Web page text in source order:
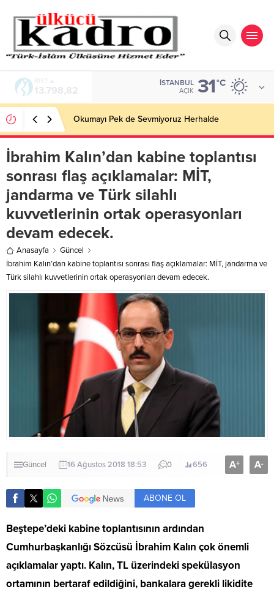
13.798,82
İSTANBUL
AÇIK 31°C
Okumayı Pek de Sevmiyoruz Herhalde
İbrahim Kalın’dan kabine toplantısı
sonrası flaş açıklamalar: MİT,
jandarma ve Türk silahlı
kuvvetlerinin ortak operasyonları
devam edecek.
Anasayfa
Güncel
İbrahim Kalın’dan kabine toplantısı sonrası flaş açıklamalar: MİT, jandarma ve
Türk silahlı kuvvetlerinin ortak operasyonları devam edecek.
Güncel 16 Ağustos 2018 18:53 0 656 A+ A-
ABONE OL
Beştepe’deki kabine toplantısının ardından
Cumhurbaşkanlığı Sözcüsü İbrahim Kalın çok önemli
açıklamalar yaptı. Kalın, TL üzerindeki spekülasyon
ortamının bertaraf edildiğini, bankalara gerekli likidite